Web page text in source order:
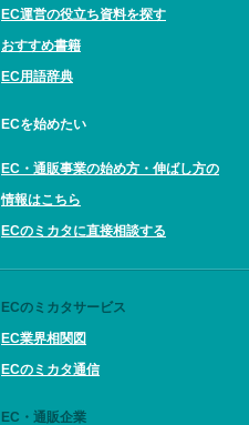
EC運営の役立ち資料を探す
おすすめ書籍
EC用語辞典
ECを始めたい
EC・通販事業の始め方・伸ばし方の
情報はこちら
ECのミカタに直接相談する
ECのミカタサービス
EC業界相関図
ECのミカタ通信
EC・通販企業